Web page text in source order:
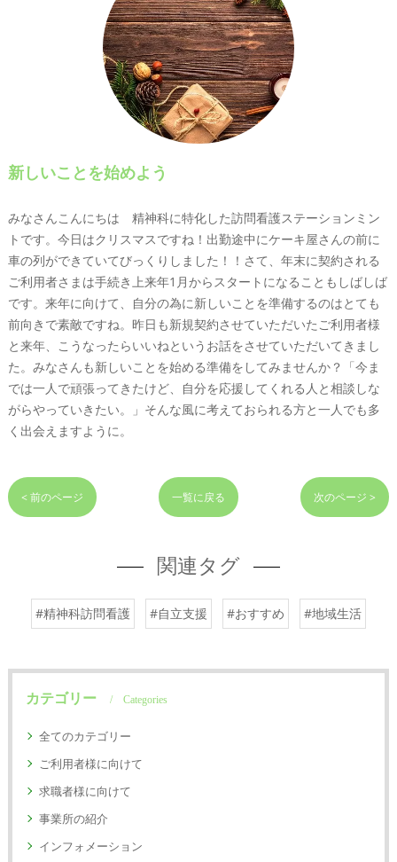
新しいことを始めよう
みなさんこんにちは 精神科に特化した訪問看護ステーションミン
トです。今日はクリスマスですね！出勤途中にケーキ屋さんの前に
車の列ができていてびっくりしました！！さて、年末に契約される
ご利用者さまは手続き上来年1月からスタートになることもしばしば
です。来年に向けて、自分の為に新しいことを準備するのはとても
前向きで素敵ですね。昨日も新規契約させていただいたご利用者様
と来年、こうなったらいいねというお話をさせていただいてきまし
た。みなさんも新しいことを始める準備をしてみませんか？「今ま
では一人で頑張ってきたけど、自分を応援してくれる人と相談しな
がらやっていきたい。」そんな風に考えておられる方と一人でも多
く出会えますように。
< 前のページ 一覧に戻る 次のページ >
関連タグ
#精神科訪問看護 #自立支援 #おすすめ #地域生活
カテゴリー Categories
全てのカテゴリー
ご利用者様に向けて
求職者様に向けて
事業所の紹介
インフォメーション